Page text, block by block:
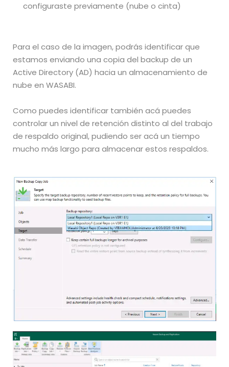
configuraste previamente (nube o cinta)
Para el caso de la imagen, podrás identificar que
estamos enviando una copia del backup de un
Active Directory (AD) hacia un almacenamiento de
nube en WASABI.
Como puedes identificar también acá puedes
controlar un nivel de retención distinto al del trabajo
de respaldo original, pudiendo ser acá un tiempo
mucho más largo para almacenar estos respaldos.